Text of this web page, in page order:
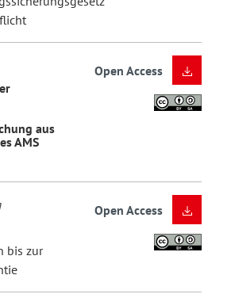
aus
AMS
Open Access
bis zur
Open Access